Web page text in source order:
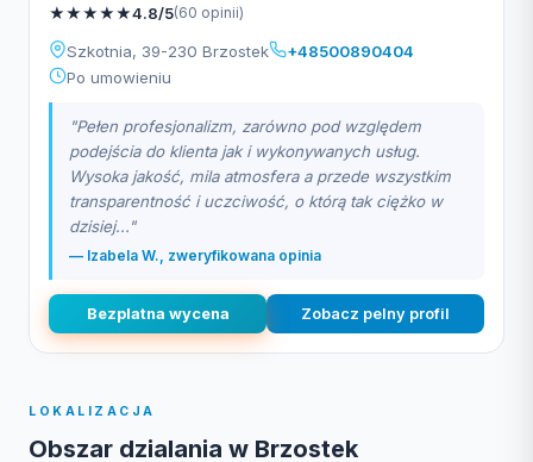
★★★★★4.8/5(60 opinii)
Szkotnia, 39-230 Brzostek
+48500890404
Po umowieniu
"Pełen profesjonalizm, zarówno pod względem
podejścia do klienta jak i wykonywanych usług.
Wysoka jakość, mila atmosfera a przede wszystkim
transparentność i uczciwość, o którą tak ciężko w
dzisiej..."
— Izabela W., zweryfikowana opinia
Bezplatna wycena Zobacz pelny profil
LOKALIZACJA
Obszar dzialania w Brzostek